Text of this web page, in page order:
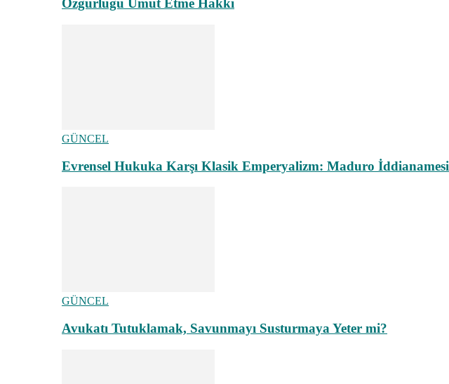
Özgürlüğü Umut Etme Hakkı
GÜNCEL
Evrensel Hukuka Karşı Klasik Emperyalizm: Maduro İddianamesi
GÜNCEL
Avukatı Tutuklamak, Savunmayı Susturmaya Yeter mi?